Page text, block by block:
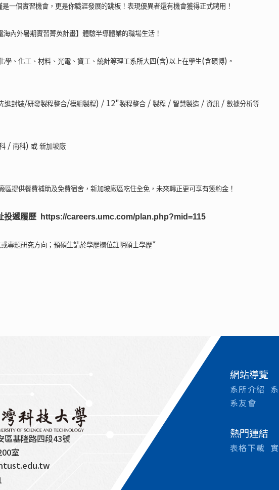
一個實習機會，更是你職涯發展的跳板！表現優異者還有機會獲得正式聘用！
海內外暑期實習菁英計畫】體驗半導體業的職場生活！
學、化工、材料、光電、資工、統計等理工系所大四 (含)以上在學生(含碩博) 。
進封裝/研發製程整合/模組製程) / 12"製程整合 / 製程 / 智慧製造 / 資訊 / 數據分析等
/ 南科) 或 新加坡廠
區提供餐費補助及免費宿舍，新加坡廠區吃住全免，未來轉正更可享有簽約金！
投遞履歷 https://careers.umc.com/plan.php?mid=115
專題研究方向；預碩生請於學歷欄位註明碩士學歷*
區基隆路四段43號
室
網站導覽
系所介紹
系友會
熱門連結
表格下載